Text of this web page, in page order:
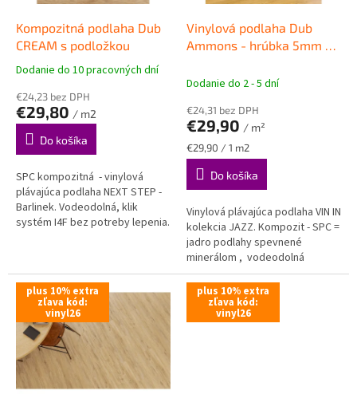
Kompozitná podlaha Dub
CREAM s podložkou
Priemerné
produktu
je
4,5
hviezdičiek.
Dodanie do 10 pracovných dní
€24,23 bez DPH
€29,80 / m2
Do košíka
SPC kompozitná - vinylová
plávajúca podlaha NEXT STEP -
Barlinek. Vodeodolná, klik
systém I4F bez potreby lepenia.
Vinylová podlaha Dub
Ammons - hrúbka 5mm s
CLICKOVÉ PODLAHY VIN IN
Dodanie do 2 - 5 dní
€24,31 bez DPH
€29,90 / m²
Jednotková
cena:
€29,90 / 1 m2
Do košíka
Vinylová plávajúca podlaha VIN IN
kolekcia JAZZ. Kompozit - SPC =
jadro podlahy spevnené
minerálom , vodeodolná
podlaha . Intergrovaná podložka
pod podlahu. Rozmer...
plus 10% extra
zľava kód:
vinyl26
plus 10% extra
zľava kód:
vinyl26